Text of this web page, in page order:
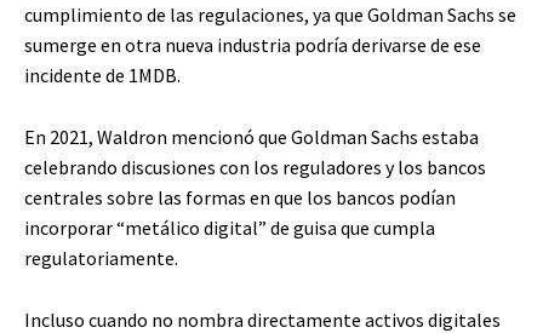
cumplimiento de las regulaciones, ya que Goldman Sachs se
sumerge en otra nueva industria podría derivarse de ese
incidente de 1MDB.
En 2021, Waldron mencionó que Goldman Sachs estaba
celebrando discusiones con los reguladores y los bancos
centrales sobre las formas en que los bancos podían
incorporar “metálico digital” de guisa que cumpla
regulatoriamente.
Incluso cuando no nombra directamente activos digitales